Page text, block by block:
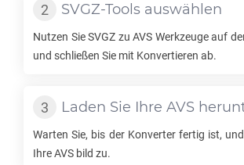
SVGZ-Tools auswählen
Nutzen SieSVGZ zu AVS Werkzeuge auf
und schließen Sie mit Konvertieren ab.
Laden Sie Ihre AVS
Warten Sie, bis der Konverter fertig ist,
IhreAVS bild zu.